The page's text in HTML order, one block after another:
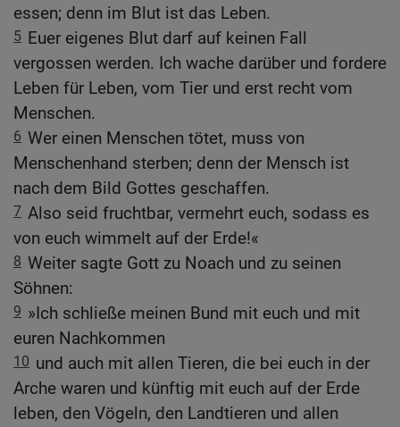
essen; denn im Blut ist das Leben.
5 Euer eigenes Blut darf auf keinen Fall
vergossen werden. Ich wache darüber und fordere
Leben für Leben, vom Tier und erst recht vom
Menschen.
6 Wer einen Menschen tötet, muss von
Menschenhand sterben; denn der Mensch ist
nach dem Bild Gottes geschaffen.
7 Also seid fruchtbar, vermehrt euch, sodass es
von euch wimmelt auf der Erde!«
8 Weiter sagte Gott zu Noach und zu seinen
Söhnen:
9 »Ich schließe meinen Bund mit euch und mit
euren Nachkommen
10 und auch mit allen Tieren, die bei euch in der
Arche waren und künftig mit euch auf der Erde
leben, den Vögeln, den Landtieren und allen